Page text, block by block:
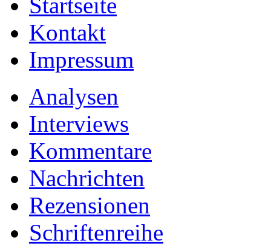
Kontakt
Impressum
Analysen
Interviews
Kommentare
Nachrichten
Rezensionen
Schriftenreihe